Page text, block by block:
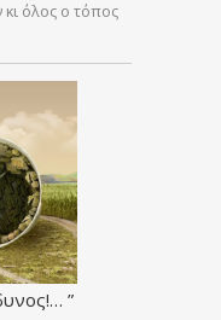
όλος ο τόπος
”